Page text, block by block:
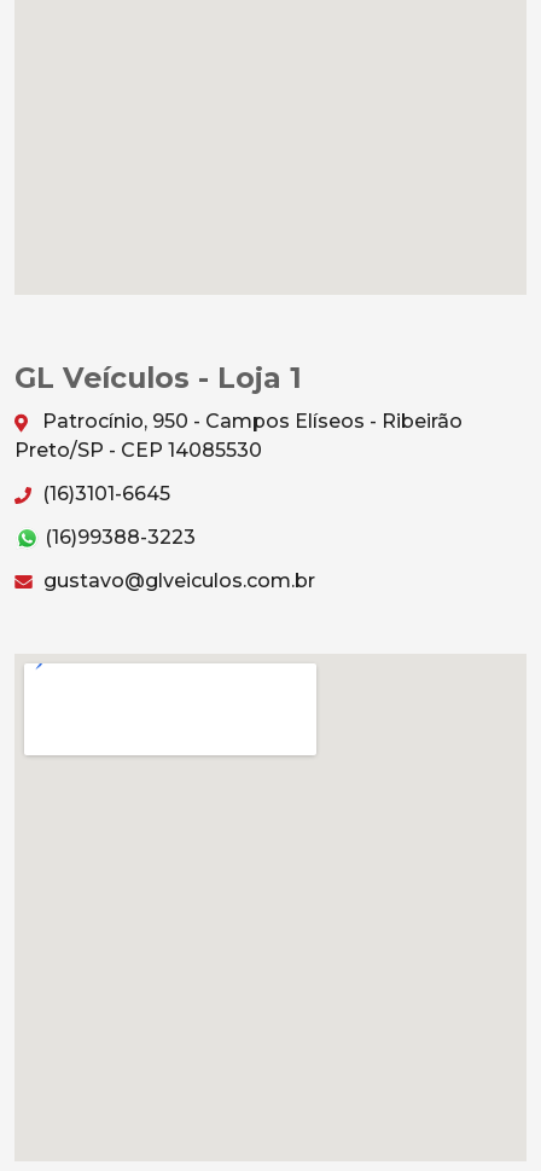
GL Veículos - Loja 1
Patrocínio, 950 - Campos Elíseos - Ribeirão
Preto/SP - CEP 14085530
(16)3101-6645
(16)99388-3223
gustavo@glveiculos.com.br